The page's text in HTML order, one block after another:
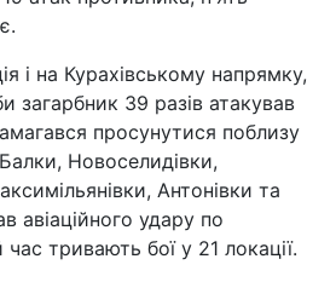
і на Курахівському напрямку,
загарбник 39 разів атакував
просунутися поблизу
Балки, Новоселидівки,
Антонівки та
авіаційного удару по
тривають бої у 21 локації.